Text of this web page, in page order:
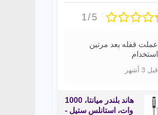
1/5
عملت قفله بعد مرتين
استخدام
قبل 3 أشهر
هاند بلندر ميانتا، 1000
وات، استانلس ستيل -